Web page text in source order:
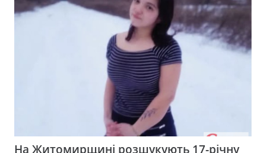
На Житомирщині розшукують 17-річну